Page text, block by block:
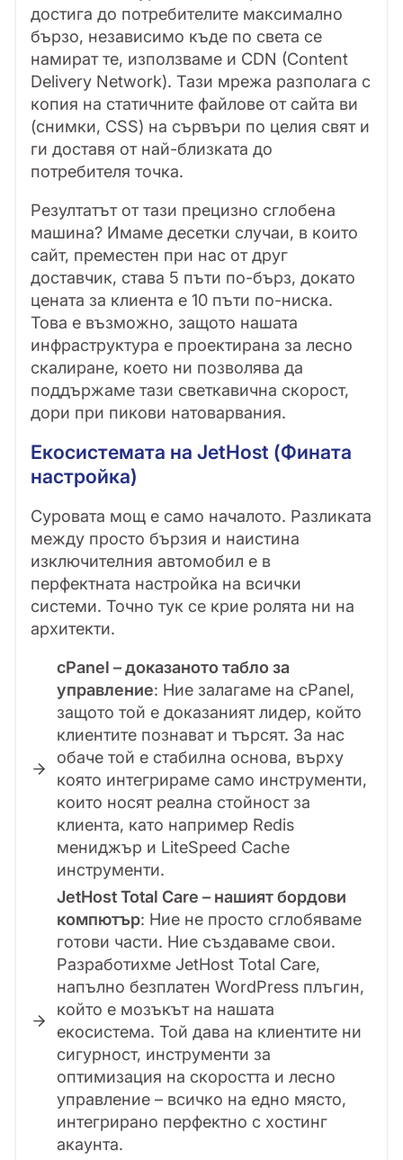
достига до потребителите максимално
бързо, независимо къде по света се
намират те, използваме и CDN (Content
Delivery Network). Тази мрежа разполага с
копия на статичните файлове от сайта ви
(снимки, CSS) на сървъри по целия свят и
ги доставя от най-близката до
потребителя точка.
Резултатът от тази прецизно сглобена
машина? Имаме десетки случаи, в които
сайт, преместен при нас от друг
доставчик, става 5 пъти по-бърз, докато
цената за клиента е 10 пъти по-ниска.
Това е възможно, защото нашата
инфраструктура е проектирана за лесно
скалиране, което ни позволява да
поддържаме тази светкавична скорост,
дори при пикови натоварвания.
Екосистемата на JetHost (Фината
настройка)
Суровата мощ е само началото. Разликата
между просто бързия и наистина
изключителния автомобил е в
перфектната настройка на всички
системи. Точно тук се крие ролята ни на
архитекти.
cPanel – доказаното табло за
управление: Ние залагаме на cPanel,
защото той е доказаният лидер, който
клиентите познават и търсят. За нас
обаче той е стабилна основа, върху
която интегрираме само инструменти,
които носят реална стойност за
клиента, като например Redis
мениджър и LiteSpeed Cache
инструменти.
JetHost Total Care – нашият бордови
компютър: Ние не просто сглобяваме
готови части. Ние създаваме свои.
Разработихме JetHost Total Care,
напълно безплатен WordPress плъгин,
който е мозъкът на нашата
екосистема. Той дава на клиентите ни
сигурност, инструменти за
оптимизация на скоростта и лесно
управление – всичко на едно място,
интегрирано перфектно с хостинг
акаунта.